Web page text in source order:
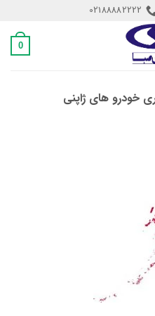
02188882222
0
خودرو های ژاپنی